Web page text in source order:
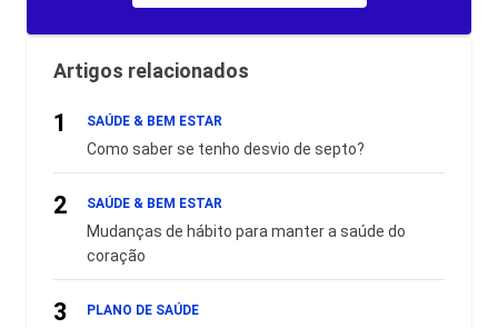
Artigos relacionados
1 SAÚDE & BEM ESTAR
Como saber se tenho desvio de septo?
2 SAÚDE & BEM ESTAR
Mudanças de hábito para manter a saúde do
coração
3 PLANO DE SAÚDE